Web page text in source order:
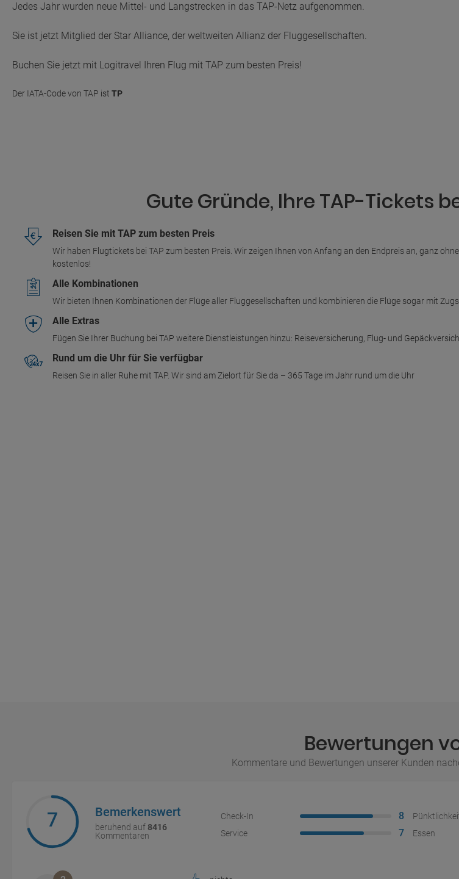
Jedes Jahr wurden neue Mittel- und Langstrecken in das TAP-Netz aufgenommen.
Sie ist jetzt Mitglied der Star Alliance, der weltweiten Allianz der Fluggesellschaften.
Buchen Sie jetzt mit Logitravel Ihren Flug mit TAP zum besten Preis!
Der IATA-Code von TAP ist TP
Gute Gründe, Ihre TAP-Tickets
Reisen Sie mit TAP zum besten Preis
Wir haben Flugtickets bei TAP zum besten Preis. Wir zeigen Ihnen von Anfang an den Endpreis an, ganz
kostenlos!
Alle Kombinationen
Wir bieten Ihnen Kombinationen der Flüge aller Fluggesellschaften und kombinieren die Flüge sogar mit
Alle Extras
Fügen Sie Ihrer Buchung bei TAP weitere Dienstleistungen hinzu: Reiseversicherung, Flug- und
Rund um die Uhr für Sie verfügbar
Reisen Sie in aller Ruhe mit TAP. Wir sind am Zielort für Sie da – 365 Tage im Jahr rund um die Uhr
Bewertungen
Kommentare und Bewertungen unserer Kunden
7 Bemerkenswert
beruhend auf 8416
Kommentaren
Check-In 8
Service 7 Essen